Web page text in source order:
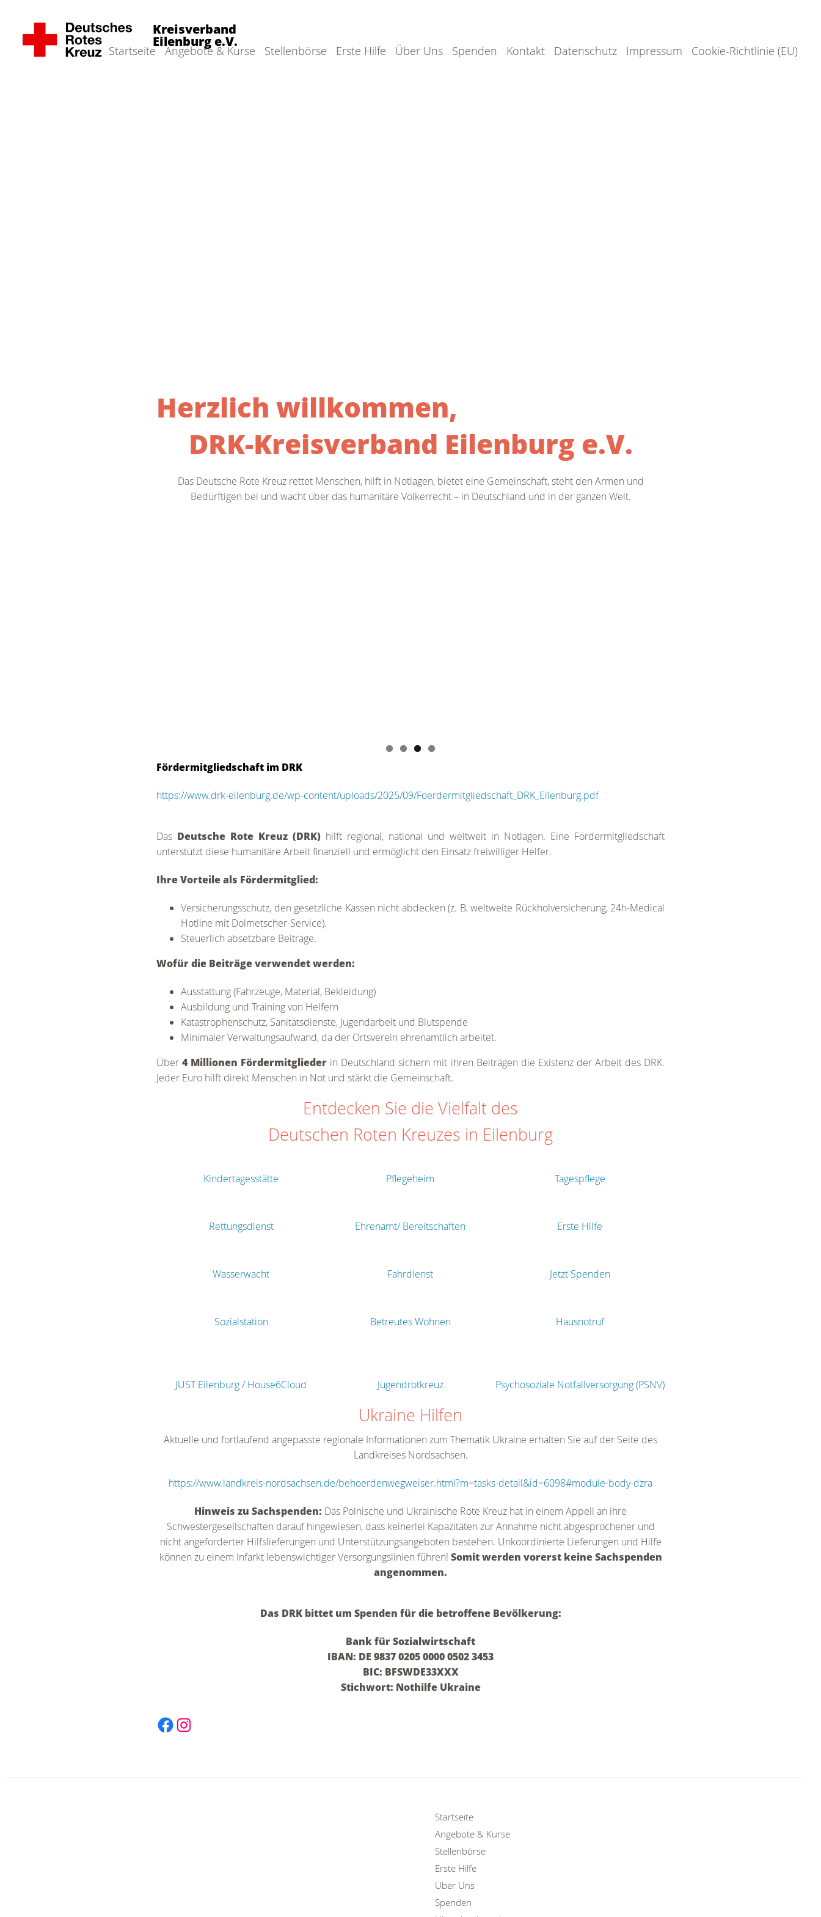
Kreisverband
Eilenburg e.V.
Startseite Angebote & Kurse Stellenbörse Erste Hilfe Über Uns Spenden Kontakt Datenschutz Impressum Cookie-Richtlinie (EU)
Herzlich willkommen,
DRK-Kreisverband Eilenburg e.V.
Das Deutsche Rote Kreuz rettet Menschen, hilft in Notlagen, bietet eine Gemeinschaft, steht den Armen und
Bedürftigen bei und wacht über das humanitäre Völkerrecht – in Deutschland und in der ganzen Welt.
Fördermitgliedschaft im DRK
https://www.drk-eilenburg.de/wp-content/uploads/2025/09/Foerdermitgliedschaft_DRK_Eilenburg.pdf
Das Deutsche Rote Kreuz (DRK) hilft regional, national und weltweit in Notlagen. Eine Fördermitgliedschaft
unterstützt diese humanitäre Arbeit finanziell und ermöglicht den Einsatz freiwilliger Helfer.
Ihre Vorteile als Fördermitglied:
Versicherungsschutz, den gesetzliche Kassen nicht abdecken (z. B. weltweite Rückholversicherung, 24h-Medical
Hotline mit Dolmetscher-Service).
Steuerlich absetzbare Beiträge.
Wofür die Beiträge verwendet werden:
Ausstattung (Fahrzeuge, Material, Bekleidung)
Ausbildung und Training von Helfern
Katastrophenschutz, Sanitätsdienste, Jugendarbeit und Blutspende
Minimaler Verwaltungsaufwand, da der Ortsverein ehrenamtlich arbeitet.
Über4 Millionen Fördermitglieder in Deutschland sichern mit ihren Beiträgen die Existenz der Arbeit des DRK.
Jeder Euro hilft direkt Menschen in Not und stärkt die Gemeinschaft.
Entdecken Sie die Vielfalt des
Deutschen Roten Kreuzes in Eilenburg
Kindertagesstätte Pflegeheim Tagespflege
Rettungsdienst Ehrenamt/ Bereitschaften Erste Hilfe
Wasserwacht Fahrdienst Jetzt Spenden
Sozialstation Betreutes Wohnen Hausnotruf
JUST Eilenburg / House6Cloud Jugendrotkreuz Psychosoziale Notfallversorgung (PSNV)
Ukraine Hilfen
Aktuelle und fortlaufend angepasste regionale Informationen zum Thematik Ukraine erhalten Sie auf der Seite des
Landkreises Nordsachsen.
https://www.landkreis-nordsachsen.de/behoerdenwegweiser.html?m=tasks-detail&id=6098#module-body-dzra
Hinweis zu Sachspenden: Das Polnische und Ukrainische Rote Kreuz hat in einem Appell an ihre
Schwestergesellschaften darauf hingewiesen, dass keinerlei Kapazitäten zur Annahme nicht abgesprochener und
nicht angeforderter Hilfslieferungen und Unterstützungsangeboten bestehen. Unkoordinierte Lieferungen und Hilfe
können zu einem Infarkt lebenswichtiger Versorgungslinien führen! Somit werden vorerst keine Sachspenden
angenommen.
Das DRK bittet um Spenden für die betroffene Bevölkerung:
Bank für Sozialwirtschaft
IBAN: DE 9837 0205 0000 0502 3453
BIC: BFSWDE33XXX
Stichwort: Nothilfe Ukraine
Startseite
Angebote & Kurse
Stellenbörse
Erste Hilfe
Über Uns
Spenden